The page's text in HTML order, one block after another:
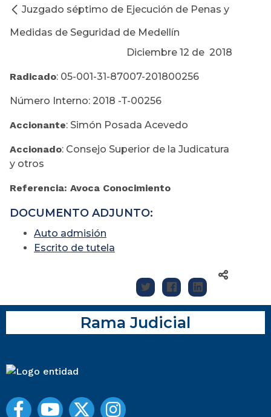
Juzgado séptimo de Ejecución de Penas y
Medidas de Seguridad de Medellín
Diciembre 12 de 2018
Radicado: 05-001-31-87007-201800256
Número Interno: 2018 -T-00256
Accionante: Simón Posada Acevedo
Accionado: Consejo Superior de la Judicatura
y otros
Referencia: Avoca Conocimiento
DOCUMENTO ADJUNTO:
Auto admisión
Escrito de tutela
Rama Judicial